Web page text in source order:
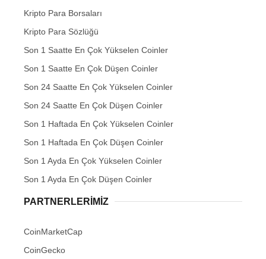
Kripto Para Borsaları
Kripto Para Sözlüğü
Son 1 Saatte En Çok Yükselen Coinler
Son 1 Saatte En Çok Düşen Coinler
Son 24 Saatte En Çok Yükselen Coinler
Son 24 Saatte En Çok Düşen Coinler
Son 1 Haftada En Çok Yükselen Coinler
Son 1 Haftada En Çok Düşen Coinler
Son 1 Ayda En Çok Yükselen Coinler
Son 1 Ayda En Çok Düşen Coinler
PARTNERLERIMIZ
CoinMarketCap
CoinGecko